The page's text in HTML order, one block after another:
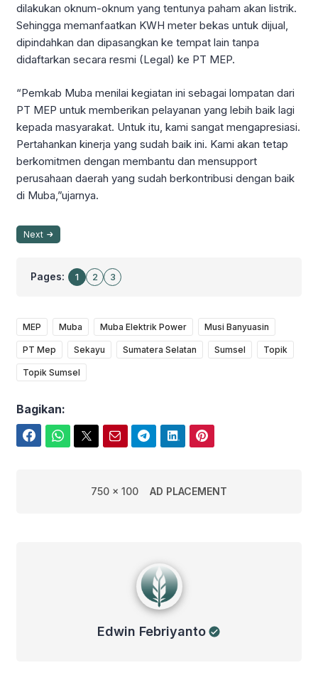
dilakukan oknum-oknum yang tentunya paham akan listrik.
Sehingga memanfaatkan KWH meter bekas untuk dijual,
dipindahkan dan dipasangkan ke tempat lain tanpa
didaftarkan secara resmi (Legal) ke PT MEP.
“Pemkab Muba menilai kegiatan ini sebagai lompatan dari
PT MEP untuk memberikan pelayanan yang lebih baik lagi
kepada masyarakat. Untuk itu, kami sangat mengapresiasi.
Pertahankan kinerja yang sudah baik ini. Kami akan tetap
berkomitmen dengan membantu dan mensupport
perusahaan daerah yang sudah berkontribusi dengan baik
di Muba,”ujarnya.
Next
Pages: 1 2 3
MEP Muba Muba Elektrik Power Musi Banyuasin
PT Mep Sekayu Sumatera Selatan Sumsel Topik
Topik Sumsel
Bagikan:
750 x 100 AD PLACEMENT
Edwin Febriyanto